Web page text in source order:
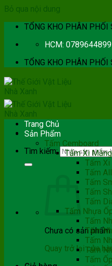
Bỏ qua nội dung
TỔNG KHO PHÂN PHỐI
HCM:
TỔNG KHO PHÂN PHỐI
Tìm kiếm:
Chưa có sản
Quay trở lại cửa
Trang Chủ
Sản Phẩm
Tấm Cemboard
Tấm Xi Măng
Tấm Xi
Tấm
Tấm
Tấm
Tấm
Tấm Nhựa
Tấm
Tấm
Tấm
Tấm
Tấm